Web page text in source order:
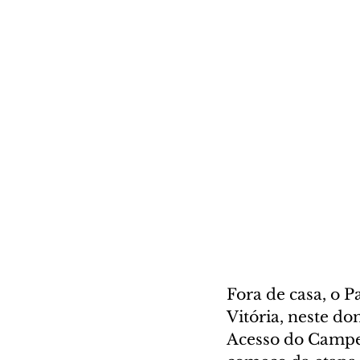
Fora de casa, o
Vitória, neste
Acesso do